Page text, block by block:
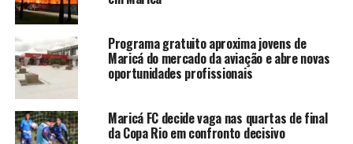
Programa gratuito aproxima jovens de
Maricá do mercado da aviação e abre novas
oportunidades profissionais
Maricá FC decide vaga nas quartas de final
da Copa Rio em confronto decisivo